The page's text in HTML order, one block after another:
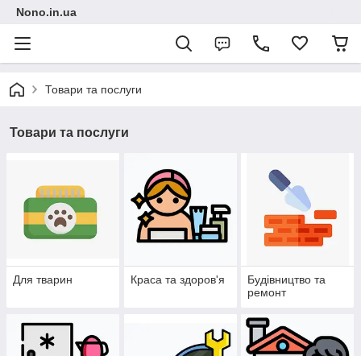
Nono.in.ua
Товари та послуги
Товари та послуги
Для тварин Краса та здоров'я
Будівництво та
ремонт